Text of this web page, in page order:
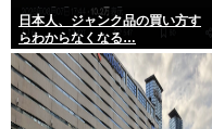
日本人、ジャンク品の買い方す
らわからなくなる…